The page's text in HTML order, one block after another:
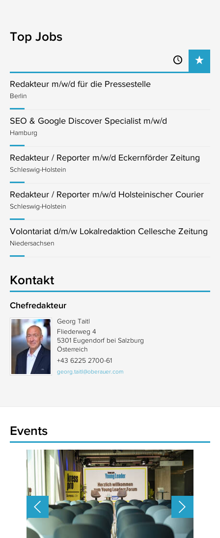
Top Jobs
Redakteur m/w/d für die Pressestelle
Berlin
SEO & Google Discover Specialist m/w/d
Hamburg
Redakteur / Reporter m/w/d Eckernförder Zeitung
Schleswig-Holstein
Redakteur / Reporter m/w/d Holsteinischer Courier
Schleswig-Holstein
Volontariat d/m/w Lokalredaktion Cellesche Zeitung
Niedersachsen
Kontakt
Chefredakteur
Georg Taitl
Fliederweg 4
5301 Eugendorf bei Salzburg
Österreich
+43 6225 2700-61
georg.taitl@oberauer.com
Events